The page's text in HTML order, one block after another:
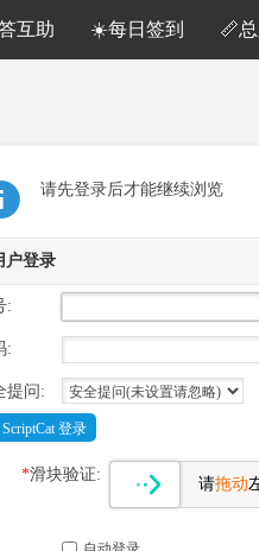
互助 ☀️每日签到 📏
请先登录后才能继续浏览
户登录
:
:
提问:
ScriptCat 登录
*滑块验证:
请拖动